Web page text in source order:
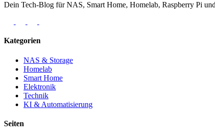
Dein Tech-Blog für NAS, Smart Home, Homelab, Raspberry Pi
Kategorien
NAS & Storage
Homelab
Smart Home
Elektronik
Technik
KI & Automatisierung
Seiten